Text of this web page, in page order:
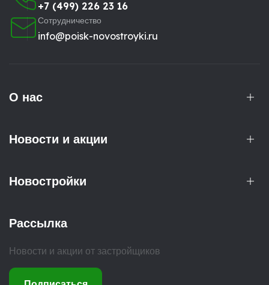
+7 (499) 226 23 16
Сотрудничество
info@poisk-novostroyki.ru
О нас
Новости и акции
Новостройки
Рассылка
Новости и акции от застройщиков